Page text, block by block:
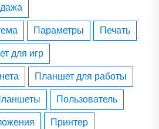
параметры печать
для игр
планшет для работы
планшеты пользователь
принтер